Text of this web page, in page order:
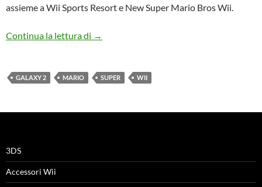
assieme a Wii Sports Resort e New Super Mario Bros Wii.
Continua la lettura di Super Mario Galaxy 2 raggiunge il milione
→
GALAXY 2 MARIO SUPER WII
3DS
Accessori Wii